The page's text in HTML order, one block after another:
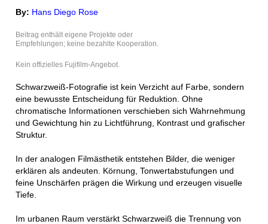
By: Hans Diego Rose
Beitrag enthält eigene Projekte oder
Empfehlungen; keine bezahlte Kooperation.
Kein offizielles Fujifilm-Angebot.
Schwarzweiß-Fotografie ist kein Verzicht auf Farbe, sondern
eine bewusste Entscheidung für Reduktion. Ohne
chromatische Informationen verschieben sich Wahrnehmung
und Gewichtung hin zu Lichtführung, Kontrast und grafischer
Struktur.
In der analogen Filmästhetik entstehen Bilder, die weniger
erklären als andeuten. Körnung, Tonwertabstufungen und
feine Unschärfen prägen die Wirkung und erzeugen visuelle
Tiefe.
Im urbanen Raum verstärkt Schwarzweiß die Trennung von